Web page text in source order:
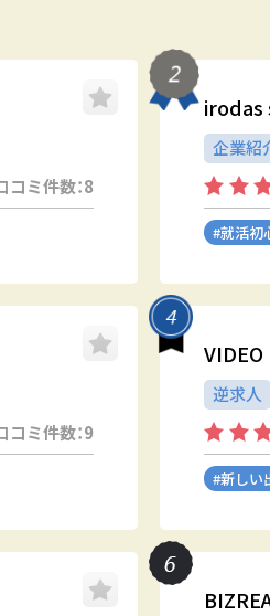
コミ件数：8
irodas
企業紹
#就活初
コミ件数：9
VIDEO
逆求人
#新しい